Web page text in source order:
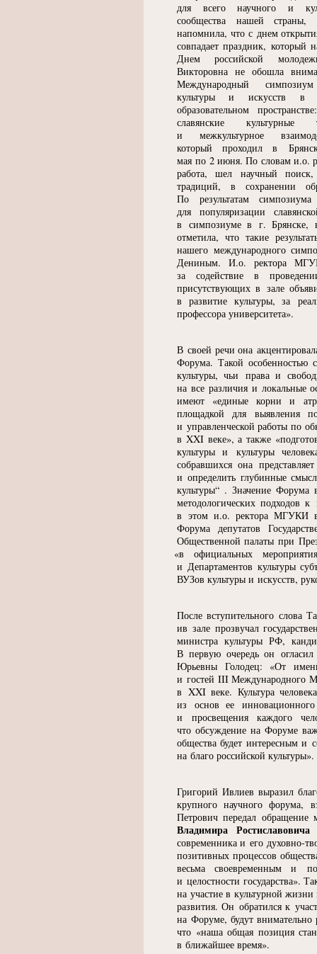
для всего научного и
сообщества нашей
напомнила, что с днем
совпадает праздник, который
Днем российской
Викторовна не обошла
Международный симпозиум
культуры и искусств в
образовательном
славянские культурные
и межкультурное
который проходил в
мая по 2 июня. По словам и.о.
работа, шел научный поиск,
традиций, в сохранении
По результатам
для популяризации
в симпозиуме в г. Брянске,
отметила, что такие
нашего международного
Дениным. И.о. ректора
за содействие в
присутствующих в зале
в развитие культуры, за
профессора университета».
В своей речи она
Форума. Такой особенностью
культуры, чьи права и
на все различия и локальные
имеют
«единые корни и
площадкой для выявления
и управленческой работы по
в XXI веке», а также «
культуры и культуры
собравшихся она
и определить глубинные
культуры“ . Значение Форума
методологических подходов
в этом и.о. ректора МГУКИ
Форума депутатов
Общественной палаты при
«в официальных
и Департаментов культуры
ВУЗов культуры и искусств,
После вступительного слова
ив зале прозвучал
министра культуры РФ,
В первую очередь он огласил
Юрьевны Голодец:
«От
и гостей III Международного
в XXI веке. Культура
из основ ее
и просвещения каждого
что обсуждение на Форуме
общества будет интересным и
на благо российской культуры».
Григорий Ивлиев выразил
крупного научного форума,
Петрович передал обращение
Владимира Ростиславовича
современника и его духовно-
позитивных процессов
весьма своевременным и
и целостности государства».
на участие в культурной жизни
развития. Он обратился к
на Форуме, будут
что «наша общая позиция
в ближайшее время».